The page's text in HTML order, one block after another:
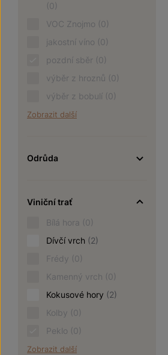
(0)
VOC Znojmo (0)
jakostní víno (0)
pozdní sběr (0)
výběr z hroznů (0)
výběr z bobulí (0)
Zobrazit další
Odrůda
Viniční trať
Bílá hora (0)
Dívčí vrch (2)
Frédy (0)
Kamenný vrch (0)
Kokusové hory (2)
Kolby (0)
Peklo (0)
Zobrazit další